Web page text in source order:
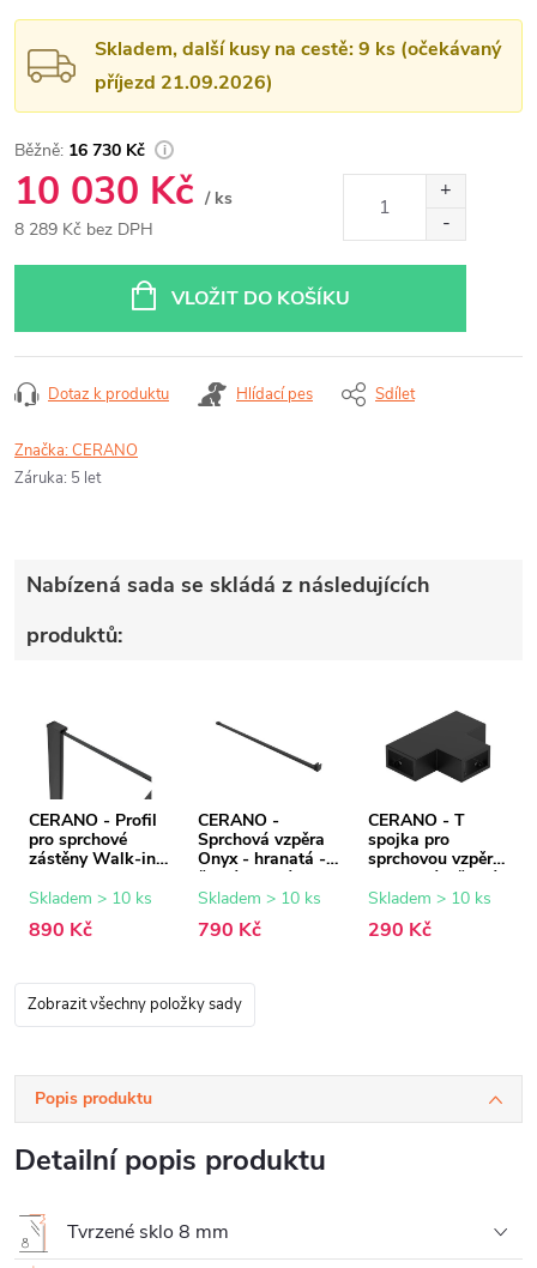
Skladem, další kusy na cestě: 9 ks (očekávaný
příjezd 21.09.2026)
16 730 Kč
10 030 Kč / ks
8 289 Kč bez DPH
VLOŽIT DO KOŠÍKU
Dotaz k produktu Hlídací pes Sdílet
Značka:CERANO
Záruka: 5 let
Nabízená sada se skládá z následujících
produktů:
CERANO - Profil
pro sprchové
zástěny Walk-in
černá matná - 15
Skladem > 10 ks
890 Kč
CERANO -
Sprchová vzpěra
Onyx - hranatá -
černá matná -
150 cm
Skladem > 10 ks
790 Kč
CERANO - T
spojka pro
sprchovou vzpěru
- hranatá - černá
matná
Skladem > 10 ks
290 Kč
Zobrazit všechny položky sady
Popis produktu
Detailní popis produktu
Tvrzené sklo 8 mm